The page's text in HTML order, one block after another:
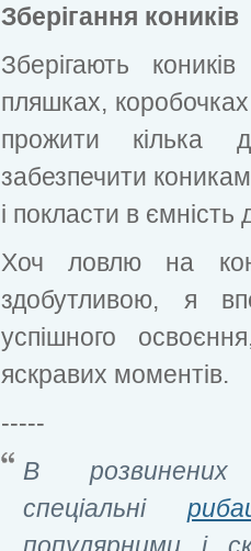
Зберігання коників
Зберігають
пляшках,
прожити кілька
забезпечити
і покласти в ємність
Хоч ловлю на
здобутливою, я
успішного
яскравих моментів.
-----
В
спеціальні